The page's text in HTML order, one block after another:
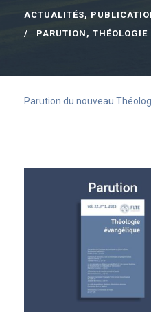
ACTUALITÉS,
PARUTION , THÉOLOGIE
Parution du nouveau